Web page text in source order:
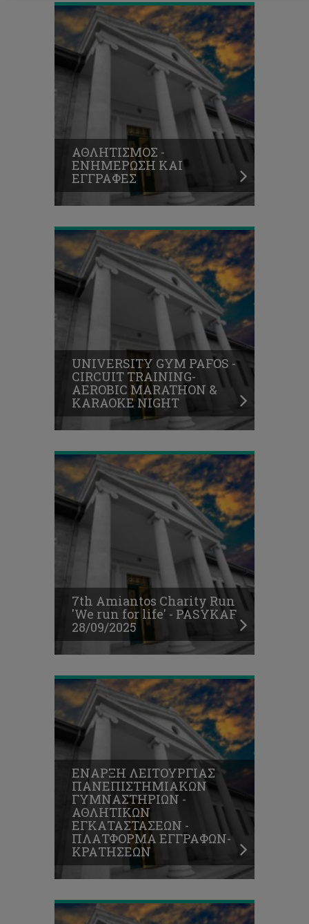
ΑΘΛΗΤΙΣΜΟΣ -
ΕΝΗΜΕΡΩΣΗ ΚΑΙ
ΕΓΓΡΑΦΕΣ
UNIVERSITY GYM PAFOS -
CIRCUIT TRAINING-
AEROBIC MARATHON &
KARAOKE NIGHT
7th Amiantos Charity Run
'We run for life' - PASYKAF
28/09/2025
ΕΝΑΡΞΗ ΛΕΙΤΟΥΡΓΙΑΣ
ΠΑΝΕΠΙΣΤΗΜΙΑΚΩΝ
ΓΥΜΝΑΣΤΗΡΙΩΝ -
ΑΘΛΗΤΙΚΩΝ
ΕΓΚΑΤΑΣΤΑΣΕΩΝ -
ΠΛΑΤΦΟΡΜΑ ΕΓΓΡΑΦΩΝ-
ΚΡΑΤΗΣΕΩΝ